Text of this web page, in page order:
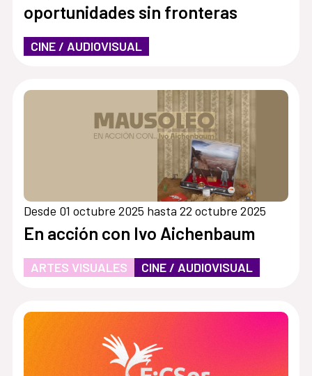
oportunidades sin fronteras
CINE / AUDIOVISUAL
Desde 01 octubre 2025 hasta 22 octubre 2025
En acción con Ivo Aichenbaum
ARTES VISUALES CINE / AUDIOVISUAL